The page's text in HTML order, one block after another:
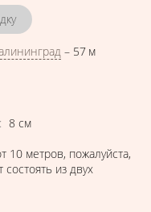
– 57 м
: 8 см
10 метров, пожалуйста,
из двух